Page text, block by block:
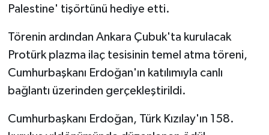
Palestine' tişörtünü hediye etti.
Törenin ardından Ankara Çubuk'ta kurulacak
Protürk plazma ilaç tesisinin temel atma töreni,
Cumhurbaşkanı Erdoğan'ın katılımıyla canlı
bağlantı üzerinden gerçekleştirildi.
Cumhurbaşkanı Erdoğan, Türk Kızılay'ın 158.